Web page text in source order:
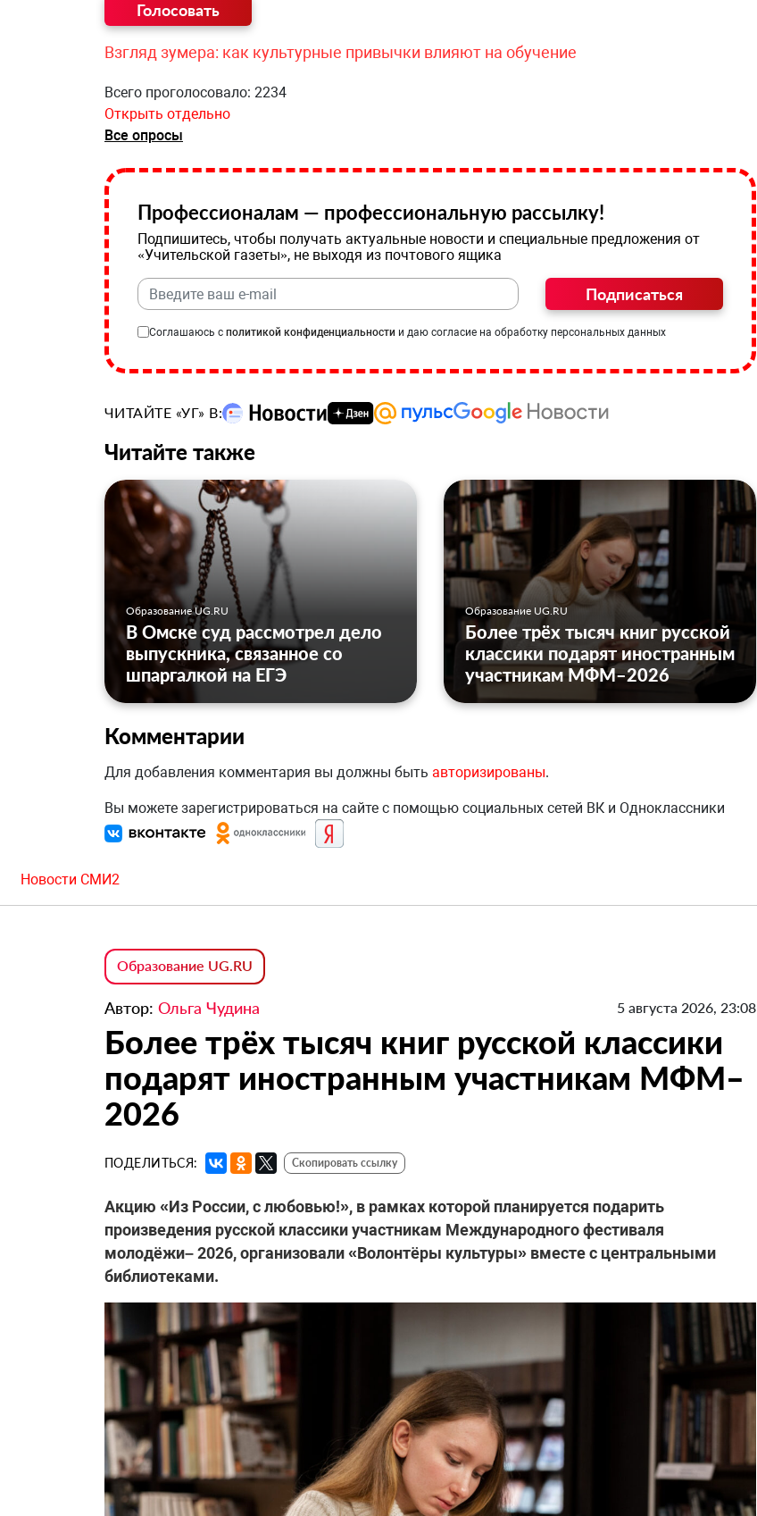
Взгляд зумера: как культурные привычки влияют на обучение
Всего проголосовало: 2234
Открыть отдельно
Все опросы
Профессионалам — профессиональную рассылку!
Подпишитесь, чтобы получать актуальные новости и специальные предложения от
«Учительской газеты», не выходя из почтового ящика
Подписаться
Соглашаюсь с политикой конфиденциальности и даю согласие на обработку персональных данных
ЧИТАЙТЕ «УГ» В:
Читайте также
Образование UG.RU
В Омске суд рассмотрел дело
выпускника, связанное со
шпаргалкой на ЕГЭ
Образование UG.RU
Более трёх тысяч книг русской
классики подарят иностранным
участникам МФМ–2026
Комментарии
Для добавления комментария вы должны быть авторизированы.
Вы можете зарегистрироваться на сайте с помощью социальных сетей ВК и Одноклассники
Новости СМИ2
Образование UG.RU
Автор: Ольга Чудина 5 августа 2026, 23:08
Более трёх тысяч книг русской классики
подарят иностранным участникам МФМ–
2026
ПОДЕЛИТЬСЯ: Скопировать ссылку
Акцию «Из России, с любовью!», в рамках которой планируется подарить
произведения русской классики участникам Международного фестиваля
молодёжи– 2026, организовали «Волонтёры культуры» вместе с центральными
библиотеками.